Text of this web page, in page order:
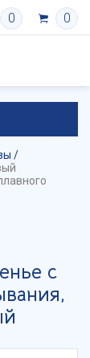
0 0
с